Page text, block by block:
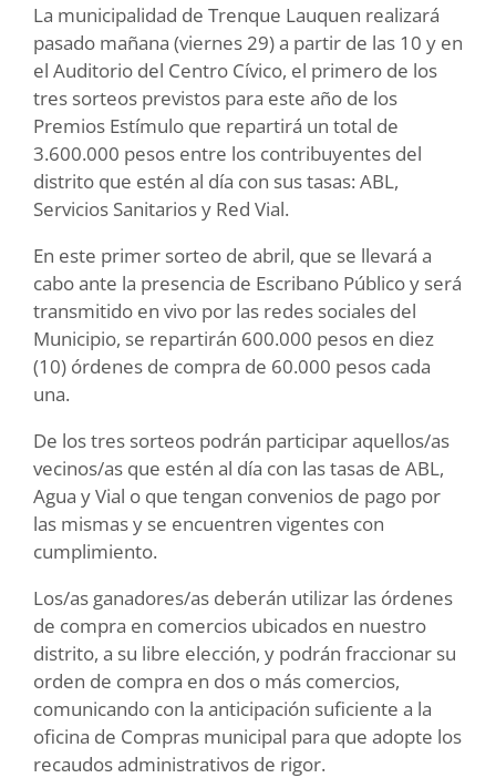
La municipalidad de Trenque Lauquen realizará
pasado mañana (viernes 29) a partir de las 10 y en
el Auditorio del Centro Cívico, el primero de los
tres sorteos previstos para este año de los
Premios Estímulo que repartirá un total de
3.600.000 pesos entre los contribuyentes del
distrito que estén al día con sus tasas: ABL,
Servicios Sanitarios y Red Vial.
En este primer sorteo de abril, que se llevará a
cabo ante la presencia de Escribano Público y será
transmitido en vivo por las redes sociales del
Municipio, se repartirán 600.000 pesos en diez
(10) órdenes de compra de 60.000 pesos cada
una.
De los tres sorteos podrán participar aquellos/as
vecinos/as que estén al día con las tasas de ABL,
Agua y Vial o que tengan convenios de pago por
las mismas y se encuentren vigentes con
cumplimiento.
Los/as ganadores/as deberán utilizar las órdenes
de compra en comercios ubicados en nuestro
distrito, a su libre elección, y podrán fraccionar su
orden de compra en dos o más comercios,
comunicando con la anticipación suficiente a la
oficina de Compras municipal para que adopte los
recaudos administrativos de rigor.